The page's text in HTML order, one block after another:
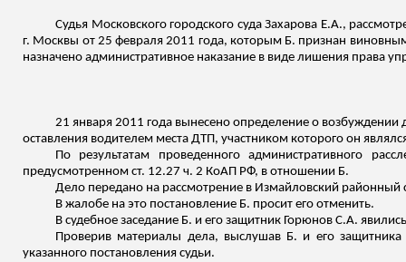
Судья Московского городского суда Захарова Е.А.,
г. Москвы от 25 февраля 2011 года, которым Б. признан
назначено административное наказание в виде лишения права
21 января 2011 года вынесено определение о
оставления водителем места ДТП, участником которого он
По результатам проведенного административного
предусмотренном ст. 12.27 ч. 2 КоАП РФ, в отношении Б.
Дело передано на рассмотрение в Измайловский районный
В жалобе на это постановление Б. просит его отменить.
В судебное заседание Б. и его защитник Горюнов С.А.
Проверив материалы дела, выслушав Б. и его
указанного постановления судьи.